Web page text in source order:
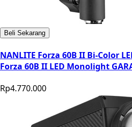
Beli Sekarang
NANLITE Forza 60B II Bi-Color
Forza 60B II LED Monolight
Rp4.770.000